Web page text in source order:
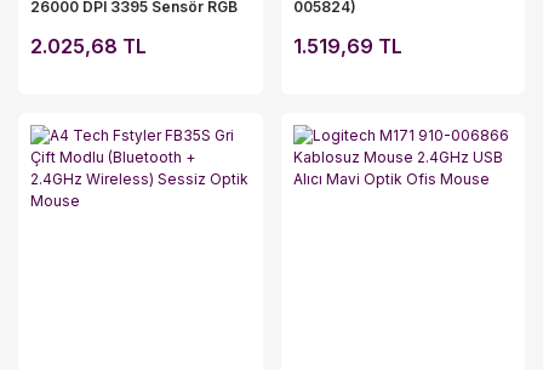
26000 DPI 3395 Sensör RGB
2.025,68 TL
005824)
1.519,69 TL